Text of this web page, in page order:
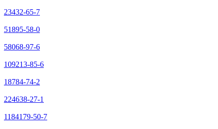
23432-65-7
51895-58-0
58068-97-6
109213-85-6
18784-74-2
224638-27-1
1184179-50-7